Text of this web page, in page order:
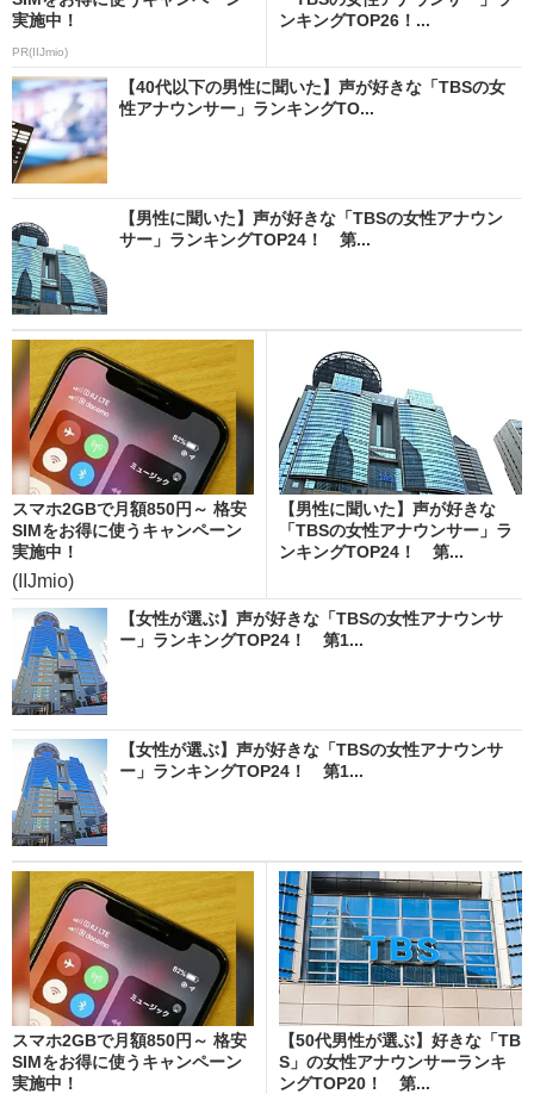
実施中！
PR(IIJmio)
ンキングTOP26！...
【40代以下の男性に聞いた】声が好きな「TBSの女
性アナウンサー」ランキングTO...
【男性に聞いた】声が好きな「TBSの女性アナウン
サー」ランキングTOP24！ 第...
スマホ2GBで月額850円～ 格安
SIMをお得に使うキャンペーン
実施中！
(IIJmio)
【男性に聞いた】声が好きな
「TBSの女性アナウンサー」ラ
ンキングTOP24！ 第...
【女性が選ぶ】声が好きな「TBSの女性アナウンサ
ー」ランキングTOP24！ 第1...
【女性が選ぶ】声が好きな「TBSの女性アナウンサ
ー」ランキングTOP24！ 第1...
スマホ2GBで月額850円～ 格安
SIMをお得に使うキャンペーン
実施中！
【50代男性が選ぶ】好きな「TB
S」の女性アナウンサーランキ
ングTOP20！ 第...